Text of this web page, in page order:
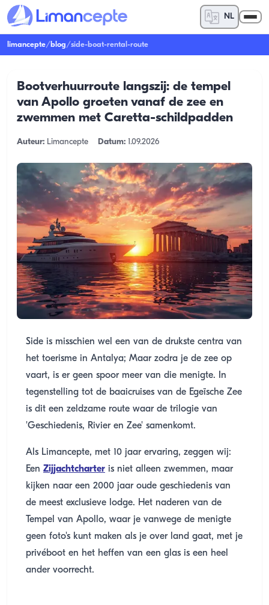
NL
limancepte/blog/side-boat-rental-route
Bootverhuurroute langszij: de tempel
van Apollo groeten vanaf de zee en
zwemmen met Caretta-schildpadden
Auteur: Limancepte Datum: 1.09.2026
Side is misschien wel een van de drukste centra van
het toerisme in Antalya; Maar zodra je de zee op
vaart, is er geen spoor meer van die menigte. In
tegenstelling tot de baaicruises van de Egeïsche Zee
is dit een zeldzame route waar de trilogie van
'Geschiedenis, Rivier en Zee' samenkomt.
Als Limancepte, met 10 jaar ervaring, zeggen wij:
Een Zijjachtcharter is niet alleen zwemmen, maar
kijken naar een 2000 jaar oude geschiedenis van
de meest exclusieve lodge. Het naderen van de
Tempel van Apollo, waar je vanwege de menigte
geen foto's kunt maken als je over land gaat, met je
privéboot en het heffen van een glas is een heel
ander voorrecht.